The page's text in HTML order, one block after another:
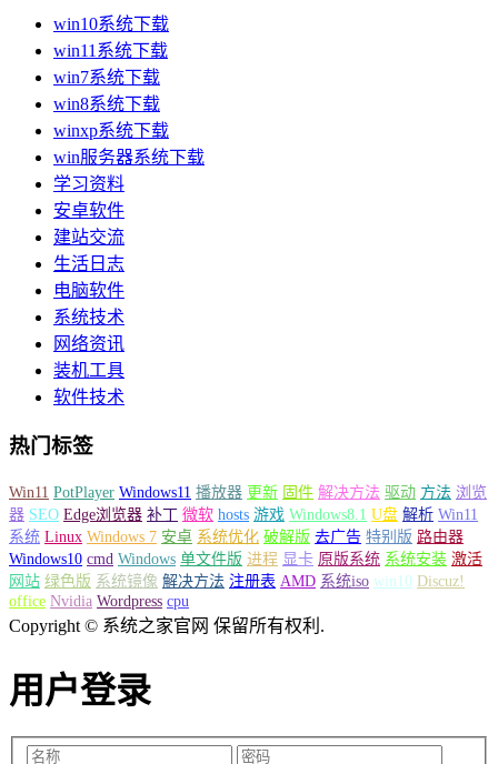
win10系统下载
win11系统下载
win7系统下载
win8系统下载
winxp系统下载
win服务器系统下载
学习资料
安卓软件
建站交流
生活日志
电脑软件
系统技术
网络资讯
装机工具
软件技术
热门标签
Win11 PotPlayer Windows11 播放器 更新 固件 解决方法 驱动 方法 浏览
器 SEO Edge浏览器 补丁 微软 hosts 游戏 Windows8.1 U盘 解析 Win11
系统 Linux Windows 7 安卓 系统优化 破解版 去广告 特别版 路由器
Windows10 cmd Windows 单文件版 进程 显卡 原版系统 系统安装 激活
网站 绿色版 系统镜像 解决方法 注册表 AMD 系统iso win10 Discuz!
office Nvidia Wordpress cpu
Copyright © 系统之家官网 保留所有权利.
用户登录